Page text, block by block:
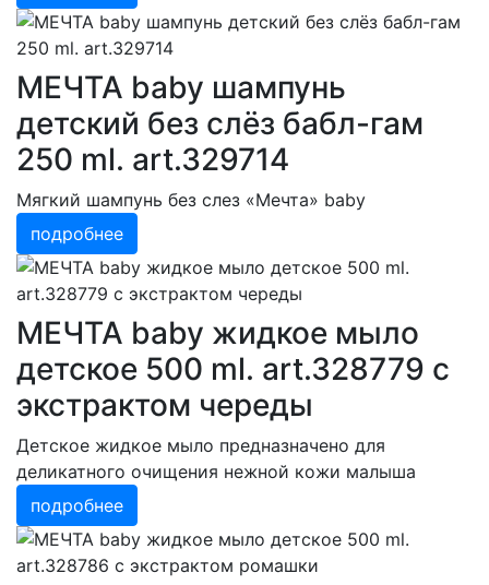
МЕЧТА baby шампунь
детский без слёз бабл-гам
250 ml. art.329714
Мягкий шампунь без слез «Мечта» baby
подробнее
МЕЧТА baby жидкое мыло
детское 500 ml. art.328779 с
экстрактом череды
Детское жидкое мыло предназначено для
деликатного очищения нежной кожи малыша
подробнее